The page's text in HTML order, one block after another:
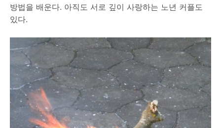
방법을 배운다. 아직도 서로 깊이 사랑하는 노년 커플도
있다.